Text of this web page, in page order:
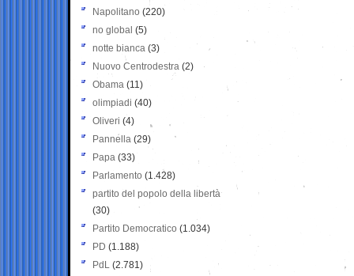
Napolitano (220)
no global (5)
notte bianca (3)
Nuovo Centrodestra (2)
Obama (11)
olimpiadi (40)
Oliveri (4)
Pannella (29)
Papa (33)
Parlamento (1.428)
partito del popolo della libertà
(30)
Partito Democratico (1.034)
PD (1.188)
PdL (2.781)